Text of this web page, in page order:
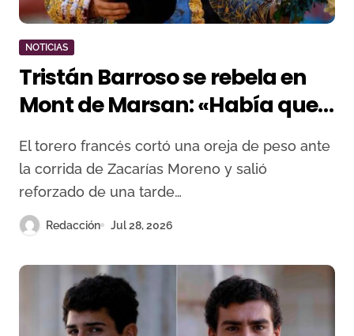
NOTICIAS
Tristán Barroso se rebela en
Mont de Marsan: «Había que
triunfar en mi plaza y delante
de mi gente»
El torero francés cortó una oreja de peso ante
la corrida de Zacarías Moreno y salió
reforzado de una tarde…
Redacción Jul 28, 2026